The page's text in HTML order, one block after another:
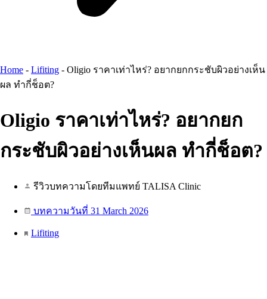
Home - Lifiting - Oligio ราคาเท่าไหร่? อยากยกกระชับผิวอย่างเห็น
ผล ทำกี่ช็อต?
Oligio ราคาเท่าไหร่? อยากยก
กระชับผิวอย่างเห็นผล ทำกี่ช็อต?
รีวิวบทความโดยทีมแพทย์ TALISA Clinic
บทความวันที่ 31 March 2026
Lifiting